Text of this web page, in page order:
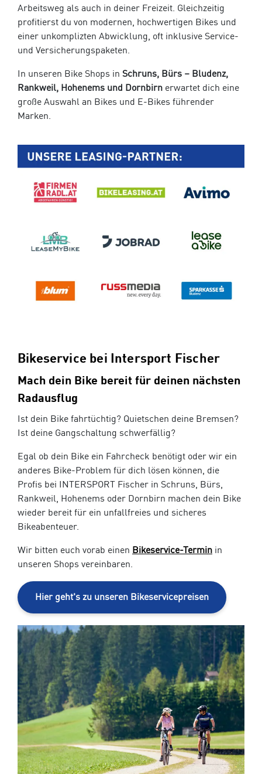
Arbeitsweg als auch in deiner Freizeit. Gleichzeitig
profitierst du von modernen, hochwertigen Bikes und
einer unkomplizten Abwicklung, oft inklusive Service-
und Versicherungspaketen.
In unseren Bike Shops in Schruns, Bürs – Bludenz,
Rankweil, Hohenems und Dornbirn erwartet dich eine
große Auswahl an Bikes und E-Bikes führender
Marken.
Bikeservice bei Intersport Fischer
Mach dein Bike bereit für deinen nächsten
Radausflug
Ist dein Bike fahrtüchtig? Quietschen deine Bremsen?
Ist deine Gangschaltung schwerfällig?
Egal ob dein Bike ein Fahrcheck benötigt oder wir ein
anderes Bike-Problem für dich lösen können, die
Profis bei INTERSPORT Fischer in Schruns, Bürs,
Rankweil, Hohenems oder Dornbirn machen dein Bike
wieder bereit für ein unfallfreies und sicheres
Bikeabenteuer.
Wir bitten euch vorab einen Bikeservice-Termin in
unseren Shops vereinbaren.
Hier geht's zu unseren Bikeservicepreisen